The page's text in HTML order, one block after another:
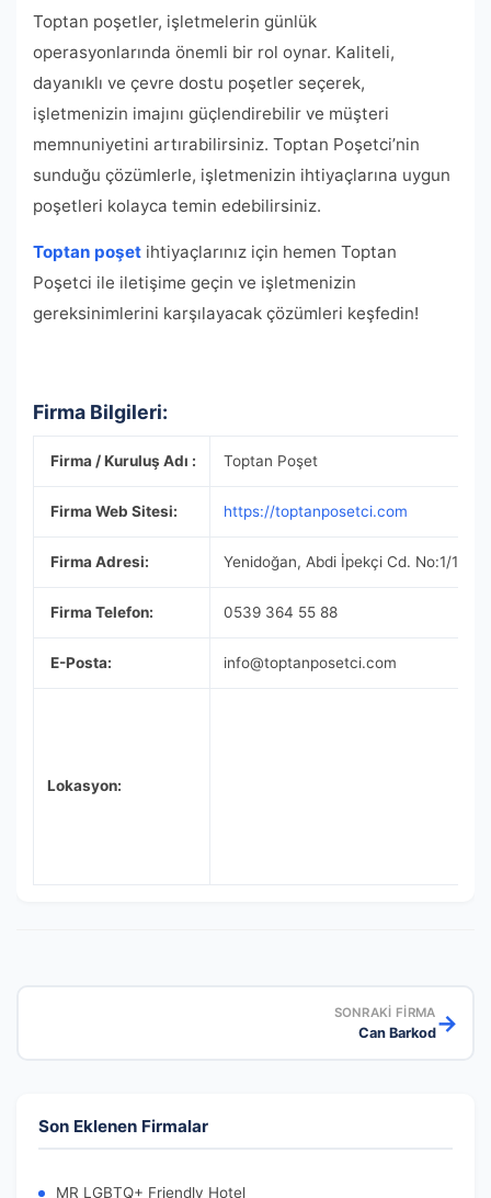
Toptan poşetler, işletmelerin günlük
operasyonlarında önemli bir rol oynar. Kaliteli,
dayanıklı ve çevre dostu poşetler seçerek,
işletmenizin imajını güçlendirebilir ve müşteri
memnuniyetini artırabilirsiniz. Toptan Poşetci’nin
sunduğu çözümlerle, işletmenizin ihtiyaçlarına uygun
poşetleri kolayca temin edebilirsiniz.
Toptan poşet ihtiyaçlarınız için hemen Toptan
Poşetci ile iletişime geçin ve işletmenizin
gereksinimlerini karşılayacak çözümleri keşfedin!
Firma Bilgileri:
Firma / Kuruluş Adı : Toptan Poşet
Firma Web Sitesi: https://toptanposetci.com
Firma Adresi: Yenidoğan, Abdi İpekçi Cd. No:1/178
Firma Telefon: 0539 364 55 88
E-Posta: info@toptanposetci.com
Lokasyon:
SONRAKI FIRMA
Can Barkod→
Son Eklenen Firmalar
MR LGBTQ+ Friendly Hotel